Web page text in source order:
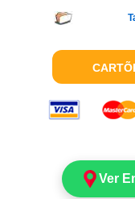
Ver